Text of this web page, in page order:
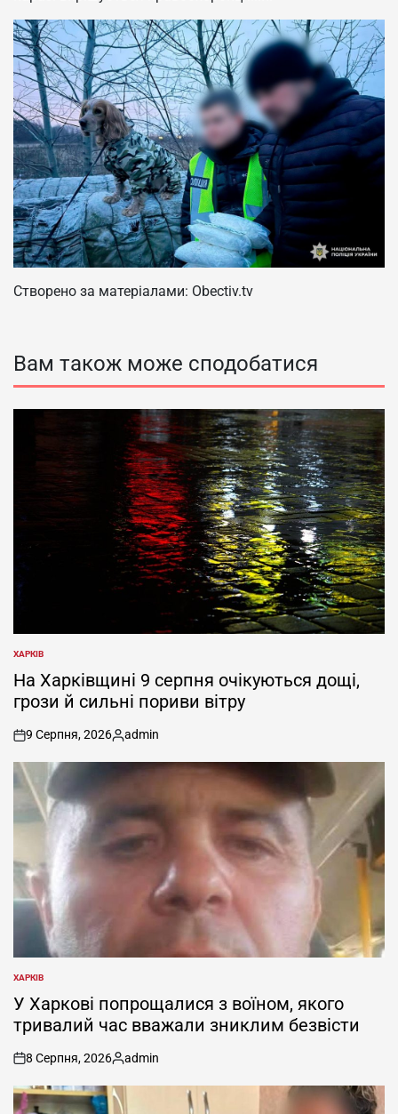
Створено за матеріалами: Obectiv.tv
Вам також може сподобатися
ОПУБЛІКУВАТИ
У
ХАРКІВ
На Харківщині 9 серпня очікуються дощі,
грози й сильні пориви вітру
on
9 Серпня, 2026
Опубліковано
admin
ОПУБЛІКУВАТИ
У
ХАРКІВ
У Харкові попрощалися з воїном, якого
тривалий час вважали зниклим безвісти
on
8 Серпня, 2026
Опубліковано
admin